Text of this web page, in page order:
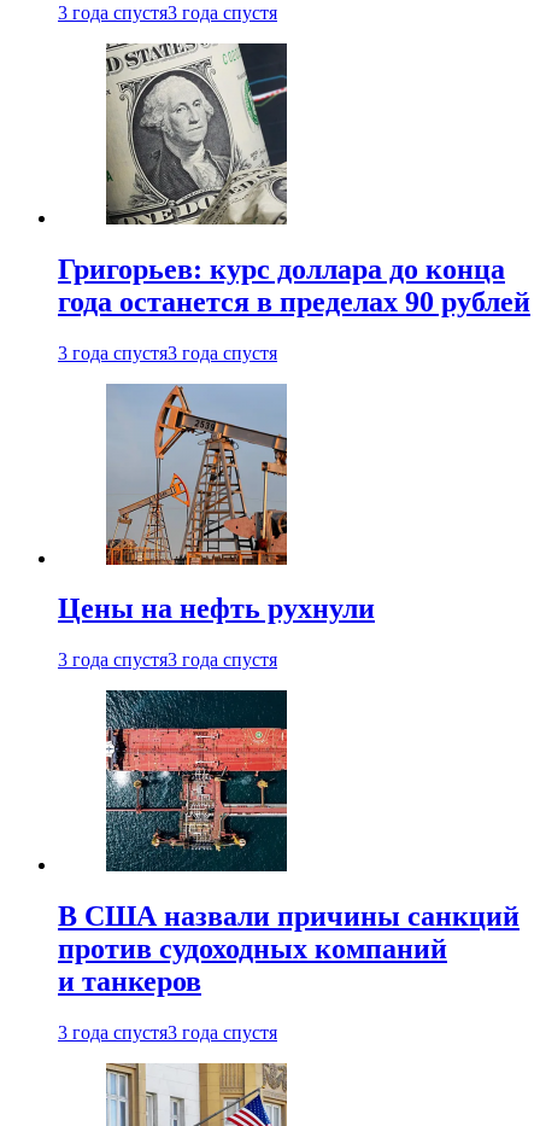
3 года спустя3 года спустя
Григорьев: курс доллара до конца
года останется в пределах 90 рублей
3 года спустя3 года спустя
Цены на нефть рухнули
3 года спустя3 года спустя
В США назвали причины санкций
против судоходных компаний
и танкеров
3 года спустя3 года спустя